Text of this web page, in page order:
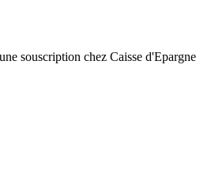
souscription chez Caisse d'Epargne